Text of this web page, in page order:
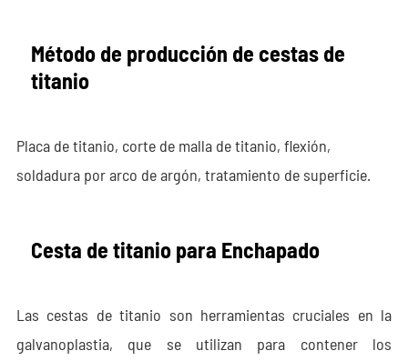
Método de producción de cestas de
titanio
Placa de titanio, corte de malla de titanio, flexión,
soldadura por arco de argón, tratamiento de superficie.
Cesta de titanio para Enchapado
Las cestas de titanio son herramientas cruciales en la
galvanoplastia, que se utilizan para contener los